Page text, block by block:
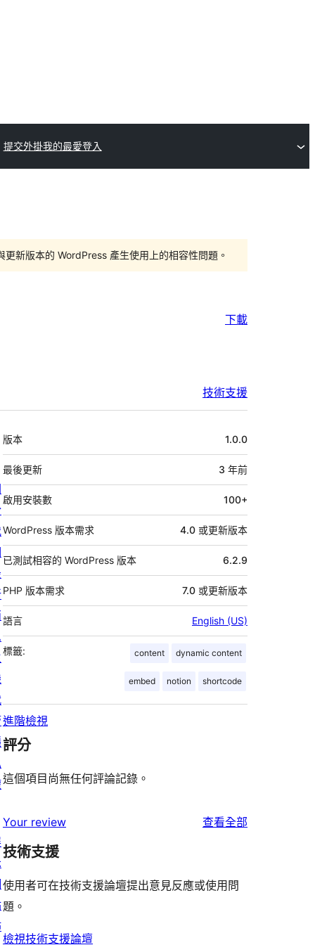
提交外掛我的最愛登入
新版本的 WordPress 產生使用上的相容性問題。
下載
技術支援
中
繼
資
料
版本 1.0.0
最後更新 3 年前
啟用安裝數 100+
WordPress 版本需求 4.0 或更新版本
已測試相容的 WordPress 版本 6.2.9
PHP 版本需求 7.0 或更新版本
語言 English (US)
標籤: content dynamic content
embed notion shortcode
進階檢視
評分
這個項目尚無任何評論記錄。
Your review 查看全部
技術支援
使用者可在技術支援論壇提出意見反應或使用問
題。
檢視技術支援論壇